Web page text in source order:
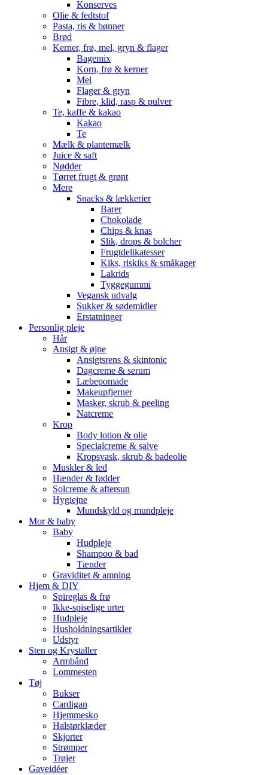
Konserves
Olie & fedtstof
Pasta, ris & bønner
Brød
Kerner, frø, mel, gryn & flager
Bagemix
Korn, frø & kerner
Mel
Flager & gryn
Fibre, klid, rasp & pulver
Te, kaffe & kakao
Kakao
Te
Mælk & plantemælk
Juice & saft
Nødder
Tørret frugt & grønt
Mere
Snacks & lækkerier
Barer
Chokolade
Chips & knas
Slik, drops & bolcher
Frugtdelikatesser
Kiks, riskiks & småkager
Lakrids
Tyggegummi
Vegansk udvalg
Sukker & sødemidler
Erstatninger
Personlig pleje
Hår
Ansigt & øjne
Ansigtsrens & skintonic
Dagcreme & serum
Læbepomade
Makeupfjerner
Masker, skrub & peeling
Natcreme
Krop
Body lotion & olie
Specialcreme & salve
Kropsvask, skrub & badeolie
Muskler & led
Hænder & fødder
Solcreme & aftersun
Hygiejne
Mundskyld og mundpleje
Mor & baby
Baby
Hudpleje
Shampoo & bad
Tænder
Graviditet & amning
Hjem & DIY
Spireglas & frø
Ikke-spiselige urter
Hudpleje
Husholdningsartikler
Udstyr
Sten og Krystaller
Armbånd
Lommesten
Tøj
Bukser
Cardigan
Hjemmesko
Halstørklæder
Skjorter
Strømper
Trøjer
Gaveidéer